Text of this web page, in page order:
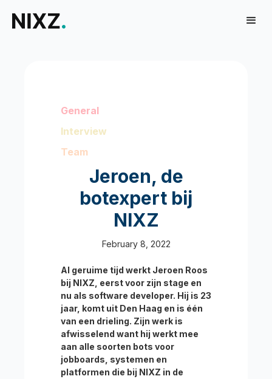
General
Interview
Team
Jeroen, de
botexpert bij
NIXZ
February 8, 2022
Al geruime tijd werkt Jeroen Roos
bij NIXZ, eerst voor zijn stage en
nu als software developer. Hij is 23
jaar, komt uit Den Haag en is één
van een drieling. Zijn werk is
afwisselend want hij werkt mee
aan alle soorten bots voor
jobboards, systemen en
platformen die bij NIXZ in de